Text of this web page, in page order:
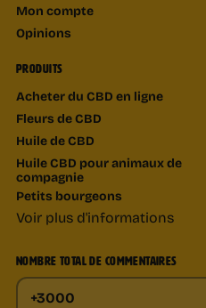
Mon compte
Opinions
PRODUITS
Acheter du CBD en ligne
Fleurs de CBD
Huile de CBD
Huile CBD pour animaux de
compagnie
Petits bourgeons
Voir plus d'informations
NOMBRE TOTAL DE COMMENTAIRES
+3000